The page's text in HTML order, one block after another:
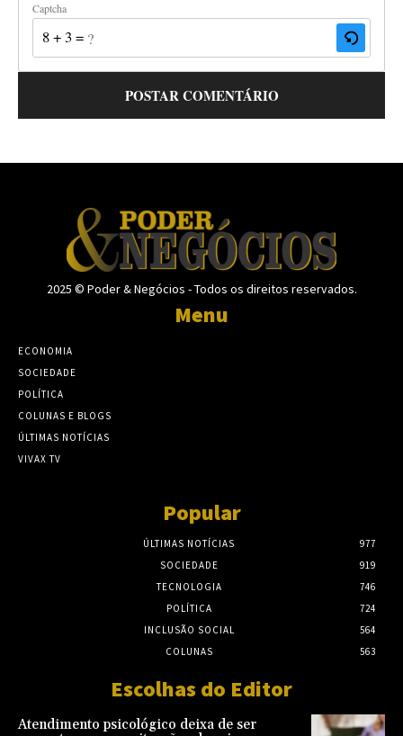
Captcha
8 + 3 = ?
2025 © Poder & Negócios - Todos os direitos reservados.
Menu
ECONOMIA
SOCIEDADE
POLÍTICA
COLUNAS E BLOGS
ÚLTIMAS NOTÍCIAS
VIVAX TV
Popular
ÚLTIMAS NOTÍCIAS
977
SOCIEDADE
919
TECNOLOGIA
746
POLÍTICA
724
INCLUSÃO SOCIAL
564
COLUNAS
563
Escolhas do Editor
Atendimento psicológico deixa de ser